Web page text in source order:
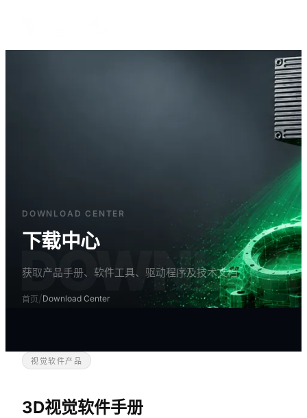
DOWNLOAD CENTER
下载中心
获取产品手册、软件工具、驱动程序及技术文档
首页/Download Center
视觉软件产品
3D视觉软件手册